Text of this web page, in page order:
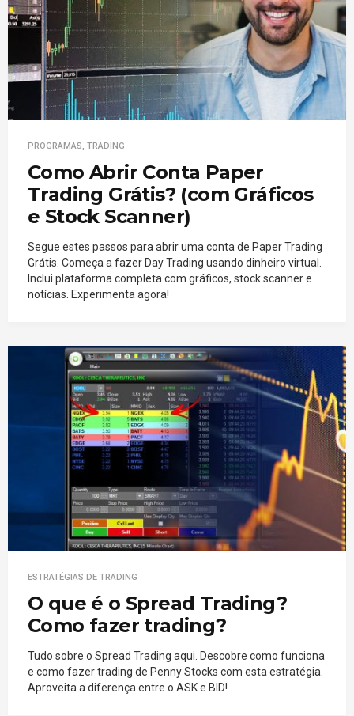
PROGRAMAS, TRADING
Como Abrir Conta Paper
Trading Grátis? (com Gráficos
e Stock Scanner)
Segue estes passos para abrir uma conta de Paper Trading
Grátis. Começa a fazer Day Trading usando dinheiro virtual.
Inclui plataforma completa com gráficos, stock scanner e
notícias. Experimenta agora!
ESTRATÉGIAS DE TRADING
O que é o Spread Trading?
Como fazer trading?
Tudo sobre o Spread Trading aqui. Descobre como funciona
e como fazer trading de Penny Stocks com esta estratégia.
Aproveita a diferença entre o ASK e BID!